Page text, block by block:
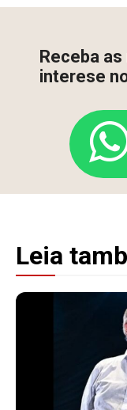
Receba
interese
Leia